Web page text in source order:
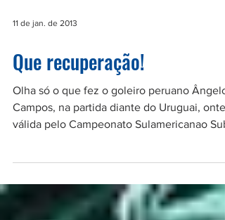
11 de jan. de 2013
Que recuperação!
Olha só o que fez o goleiro peruano Ângelo
Campos, na partida diante do Uruguai,
válida pelo Campeonato Sulamericanao